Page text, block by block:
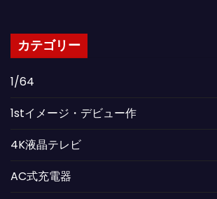
カテゴリー
1/64
1stイメージ・デビュー作
4K液晶テレビ
AC式充電器